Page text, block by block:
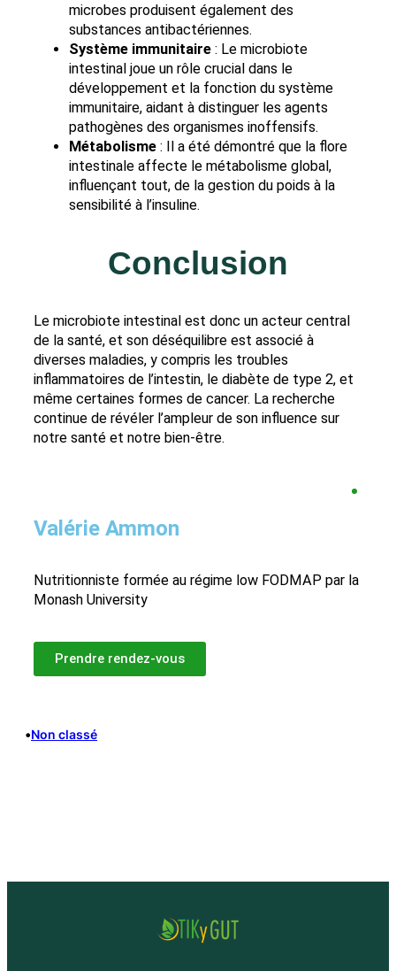
microbes produisent également des
substances antibactériennes.
Système immunitaire : Le microbiote
intestinal joue un rôle crucial dans le
développement et la fonction du système
immunitaire, aidant à distinguer les agents
pathogènes des organismes inoffensifs.
Métabolisme : Il a été démontré que la flore
intestinale affecte le métabolisme global,
influençant tout, de la gestion du poids à la
sensibilité à l’insuline.
Conclusion
Le microbiote intestinal est donc un acteur central
de la santé, et son déséquilibre est associé à
diverses maladies, y compris les troubles
inflammatoires de l’intestin, le diabète de type 2, et
même certaines formes de cancer. La recherche
continue de révéler l’ampleur de son influence sur
notre santé et notre bien-être.
Valérie Ammon
Nutritionniste formée au régime low FODMAP par la
Monash University
Prendre rendez-vous
•Non classé